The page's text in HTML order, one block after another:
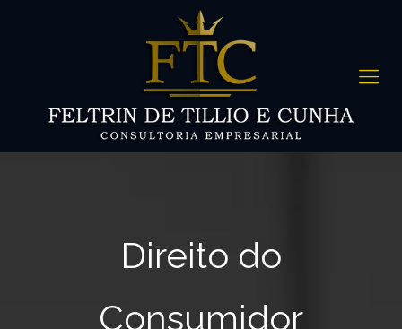
Direito do
Consumidor